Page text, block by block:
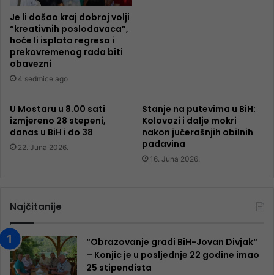
Je li došao kraj dobroj volji
“kreativnih poslodavaca”,
hoće li isplata regresa i
prekovremenog rada biti
obavezni
4 sedmice ago
U Mostaru u 8.00 sati
izmjereno 28 stepeni,
danas u BiH i do 38
22. Juna 2026.
Stanje na putevima u BiH:
Kolovozi i dalje mokri
nakon jučerašnjih obilnih
padavina
16. Juna 2026.
Najčitanije
“Obrazovanje gradi BiH-Jovan Divjak“
– Konjic je u posljednje 22 godine imao
25 ​​stipendista